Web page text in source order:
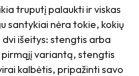
truputį palaukti ir viskas
santykiai nėra tokie, kokių
išeitys: stengtis arba
pirmąjį variantą, stengtis
kalbėtis, pripažinti savo